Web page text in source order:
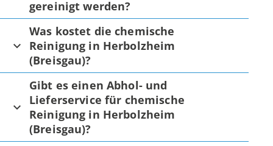
gereinigt werden?
Was kostet die chemische
Reinigung in Herbolzheim
(Breisgau)?
Gibt es einen Abhol- und
Lieferservice für chemische
Reinigung in Herbolzheim
(Breisgau)?